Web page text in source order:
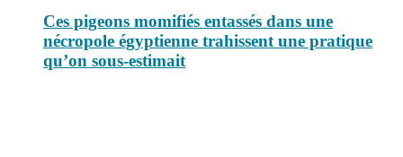
Ces pigeons momifiés entassés dans une
nécropole égyptienne trahissent une pratique
qu’on sous-estimait